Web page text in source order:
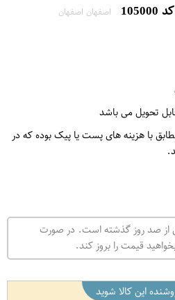
اصفهان اصفهان
تحویل می باشد
با هزینه های پست یا پیک بوده که در
از صد روز گذشته است. در صورت
قیمت را بروز کند.
این کالا شوید